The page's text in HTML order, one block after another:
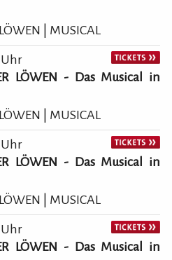
| MUSICAL
Uhr
LÖWEN - Das Musical in
| MUSICAL
Uhr
LÖWEN - Das Musical in
| MUSICAL
Uhr
LÖWEN - Das Musical in